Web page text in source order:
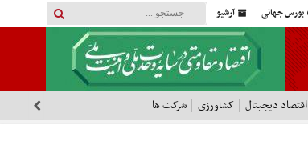
بورس جهانی آرشیو
اقتصاد دیجیتال کشاورزی شرکت ها